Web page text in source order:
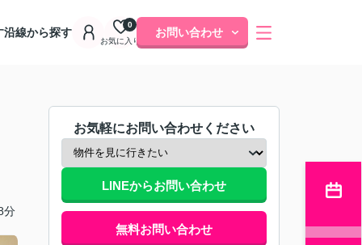
沿線から探す
お気に入り
0
お問い合わせ
分
お気軽にお問い合わせください
LINEからお問い合わせ
無料お問い合わせ